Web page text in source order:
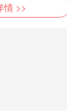
情 >>